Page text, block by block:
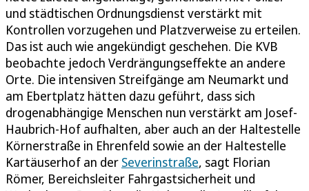
und städtischen Ordnungsdienst verstärkt mit
Kontrollen vorzugehen und Platzverweise zu erteilen.
Das ist auch wie angekündigt geschehen. Die KVB
beobachte jedoch Verdrängungseffekte an andere
Orte. Die intensiven Streifgänge am Neumarkt und
am Ebertplatz hätten dazu geführt, dass sich
drogenabhängige Menschen nun verstärkt am Josef-
Haubrich-Hof aufhalten, aber auch an der Haltestelle
Körnerstraße in Ehrenfeld sowie an der Haltestelle
Kartäuserhof an der Severinstraße, sagt Florian
Römer, Bereichsleiter Fahrgastsicherheit und